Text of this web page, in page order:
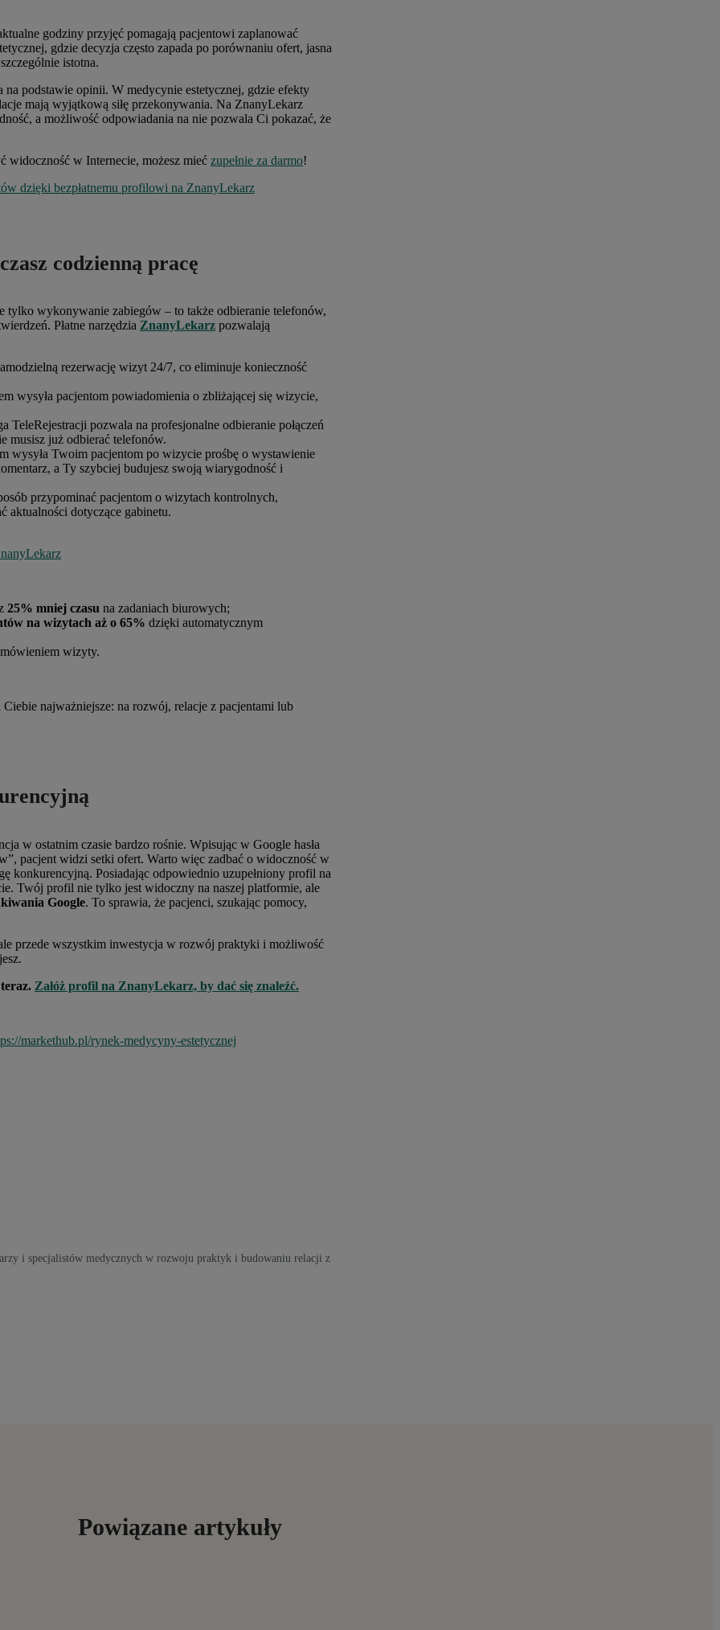
godziny przyjęć pomagają pacjentowi zaplanować
gdzie decyzja często zapada po porównaniu ofert, jasna
istotna.
na podstawie opinii. W medycynie estetycznej, gdzie efekty
mają wyjątkową siłę przekonywania. Na ZnanyLekarz
a możliwość odpowiadania na nie pozwala Ci pokazać, że
w Internecie, możesz mieć zupełnie za darmo!
dzięki bezpłatnemu profilowi na ZnanyLekarz
codzienną pracę
tylko wykonywanie zabiegów – to także odbieranie telefonów,
Płatne narzędzia ZnanyLekarz pozwalają
rezerwację wizyt 24/7, co eliminuje konieczność
wysyła pacjentom powiadomienia o zbliżającej się wizycie,
TeleRejestracji pozwala na profesjonalne odbieranie połączeń
musisz już odbierać telefonów.
wysyła Twoim pacjentom po wizycie prośbę o wystawienie
a Ty szybciej budujesz swoją wiarygodność i
przypominać pacjentom o wizytach kontrolnych,
aktualności dotyczące gabinetu.
25% mniej czasu na zadaniach biurowych;
na wizytach aż o 65% dzięki automatycznym
wizyty.
najważniejsze: na rozwój, relacje z pacjentami lub
w ostatnim czasie bardzo rośnie. Wpisując w Google hasła
pacjent widzi setki ofert. Warto więc zadbać o widoczność w
konkurencyjną. Posiadając odpowiednio uzupełniony profil na
Twój profil nie tylko jest widoczny na naszej platformie, ale
Google. To sprawia, że pacjenci, szukając pomocy,
przede wszystkim inwestycja w rozwój praktyki i możliwość
Załóż profil na ZnanyLekarz, by dać się znaleźć.
markethub.pl/rynek-medycyny-estetycznej
i specjalistów medycznych w rozwoju praktyk i budowaniu relacji z
Powiązane artykuły